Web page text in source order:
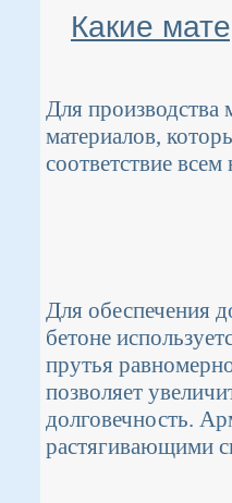
Какие
Для производства
материалов,
соответствие
Для обеспечения
бетоне
прутья
позволяет
долговечность.
растягивающими